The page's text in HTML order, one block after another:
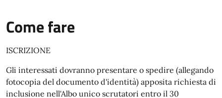
Come fare
ISCRIZIONE
Gli interessati dovranno presentare o spedire (allegando
fotocopia del documento d'identità) apposita richiesta di
inclusione nell'Albo unico scrutatori entro il 30